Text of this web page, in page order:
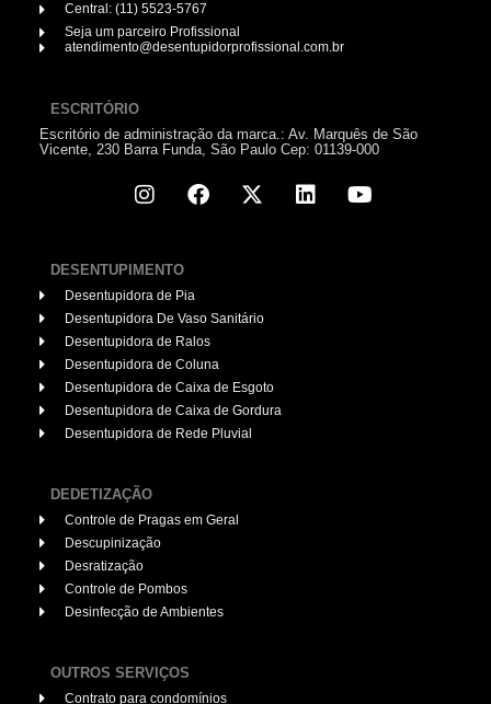
Central: (11) 5523-5767
Seja um parceiro Profissional
atendimento@desentupidorprofissional.com.br
ESCRITÓRIO
Escritório de administração da marca.: Av. Marquês de São
Vicente, 230 Barra Funda, São Paulo Cep: 01139-000
DESENTUPIMENTO
Desentupidora de Pia
Desentupidora De Vaso Sanitário
Desentupidora de Ralos
Desentupidora de Coluna
Desentupidora de Caixa de Esgoto
Desentupidora de Caixa de Gordura
Desentupidora de Rede Pluvial
DEDETIZAÇÃO
Controle de Pragas em Geral
Descupinização
Desratização
Controle de Pombos
Desinfecção de Ambientes
OUTROS SERVIÇOS
Contrato para condomínios